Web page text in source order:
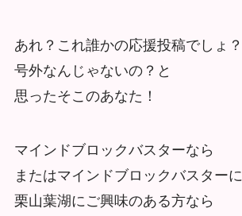
あれ？これ誰かの応援投稿でしょ？
号外なんじゃないの？と
思ったそこのあなた！
マインドブロックバスターなら
またはマインドブロックバスターに
栗山葉湖にご興味のある方なら